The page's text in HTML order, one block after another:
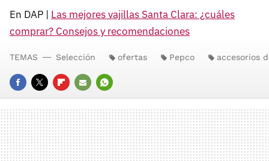
En DAP | Las mejores vajillas Santa Clara: ¿cuáles
comprar? Consejos y recomendaciones
FACEBOOK
TWITTERFLIPBOARD
E-
MAIL
WHATSAPP
TEMAS Selección ofertas Pepco accesorios